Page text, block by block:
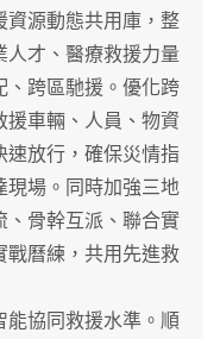
資源動態共用庫，整
人才、醫療救援力量
、跨區馳援。優化跨
車輛、人員、物資
速放行，確保災情指
現場。同時加強三地
、骨幹互派、聯合實
戰曆練，共用先進救
協同救援水準。順